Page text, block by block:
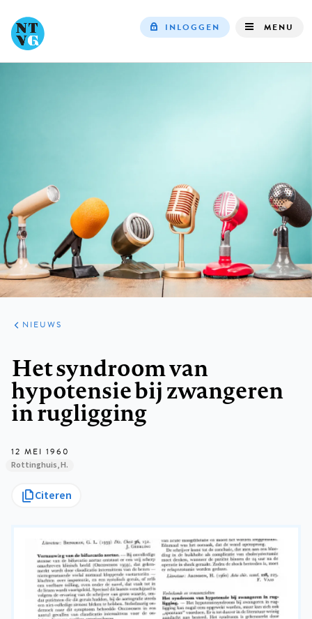
INLOGGEN MENU
ARTIKELEN
HET
KORT
NIEUWS
Het syndroom van
hypotensie bij zwangeren
in rugligging
12 MEI 1960
Rottinghuis, H.
Citeren